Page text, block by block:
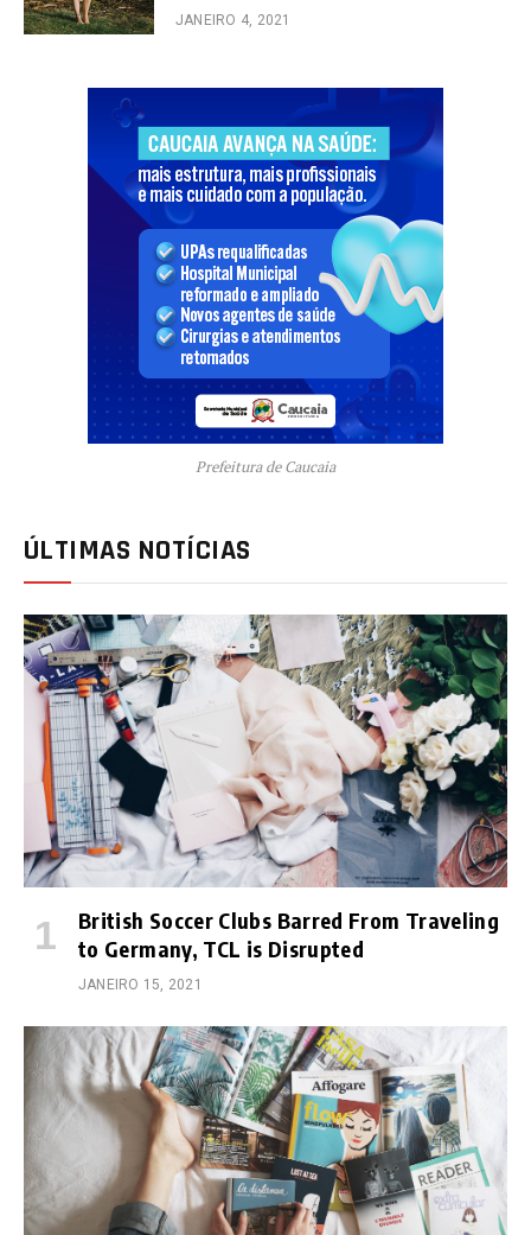
JANEIRO 4, 2021
Prefeitura de Caucaia
ÚLTIMAS NOTÍCIAS
British Soccer Clubs Barred From Traveling
to Germany, TCL is Disrupted
JANEIRO 15, 2021